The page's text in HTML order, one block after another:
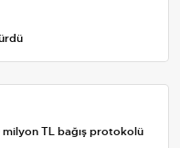
milyon TL bağış protokolü